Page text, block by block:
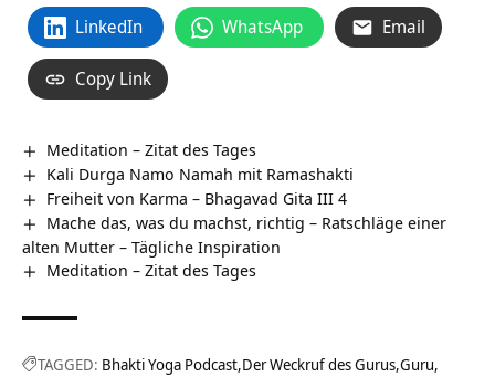
LinkedIn WhatsApp Email
Copy Link
Meditation – Zitat des Tages
Kali Durga Namo Namah mit Ramashakti
Freiheit von Karma – Bhagavad Gita III 4
Mache das, was du machst, richtig – Ratschläge einer
alten Mutter – Tägliche Inspiration
Meditation – Zitat des Tages
TAGGED: Bhakti Yoga Podcast Der Weckruf des Gurus Guru